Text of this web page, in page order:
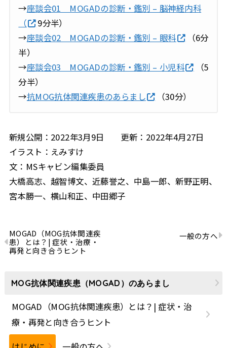
→座談会01 MOGADの診断・鑑別 – 脳神経内科
（
9分半）
→座談会02 MOGADの診断・鑑別 – 眼科
（6分
半）
→座談会03 MOGADの診断・鑑別 – 小児科
（5
分半）
→抗MOG抗体関連疾患のあらまし （30分）
新規公開：2022年3月9日 更新：2022年4月27日
イラスト：えみすけ
文：MSキャビン編集委員
大橋高志、越智博文、近藤誉之、中島一郎、新野正明、
宮本勝一、横山和正、中田郷子
MOGAD（MOG抗体関連疾
患）とは？| 症状・治療・
再発と向き合うヒント
一般の方へ
MOG抗体関連疾患（MOGAD）のあらまし
MOGAD（MOG抗体関連疾患）とは？| 症状・治
療・再発と向き合うヒント